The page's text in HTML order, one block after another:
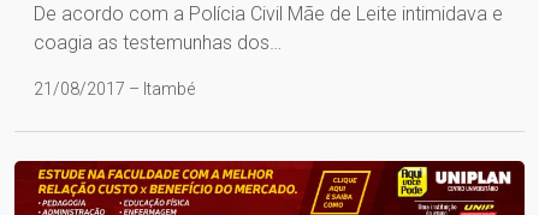
De acordo com a Polícia Civil Mãe de Leite intimidava e
coagia as testemunhas dos…
21/08/2017 – Itambé